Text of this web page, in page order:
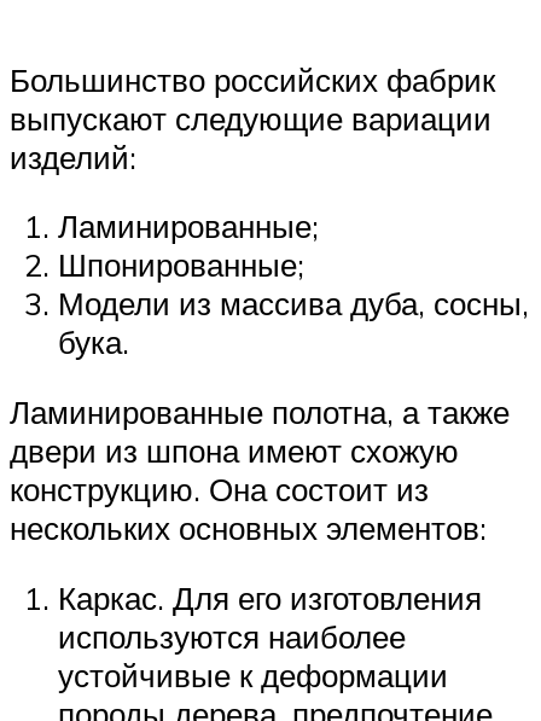
Большинство российских фабрик
выпускают следующие вариации
изделий:
Ламинированные;
Шпонированные;
Модели из массива дуба, сосны,
бука.
Ламинированные полотна, а также
двери из шпона имеют схожую
конструкцию. Она состоит из
нескольких основных элементов:
Каркас. Для его изготовления
используются наиболее
устойчивые к деформации